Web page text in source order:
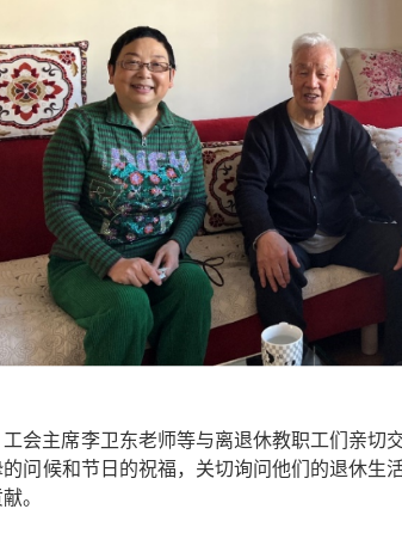
会主席李卫东老师等与离退休教职工们亲切
问候和节日的祝福，关切询问他们的退休生
。